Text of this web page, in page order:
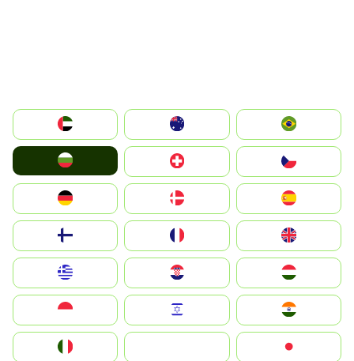
الإمارات العربية المتحدة
Switzerland
Deutschland
United Kingdom
Magyarország